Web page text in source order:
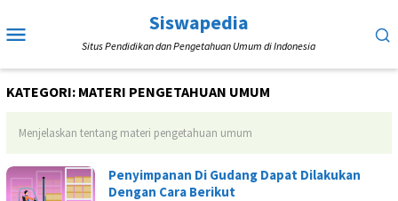
ke
Mobile
Siswapedia
Situs Pendidikan dan Pengetahuan Umum di Indonesia
KATEGORI: MATERI PENGETAHUAN UMUM
Menjelaskan tentang materi pengetahuan umum
Penyimpanan Di Gudang Dapat Dilakukan
Dengan Cara Berikut